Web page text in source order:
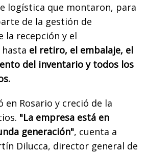
logística que montaron, para
de la gestión de
la recepción y el
el retiro, el embalaje, el
del inventario y todos los
en Rosario y creció de la
"La empresa está en
generación", cuenta a
Dilucca, director general de